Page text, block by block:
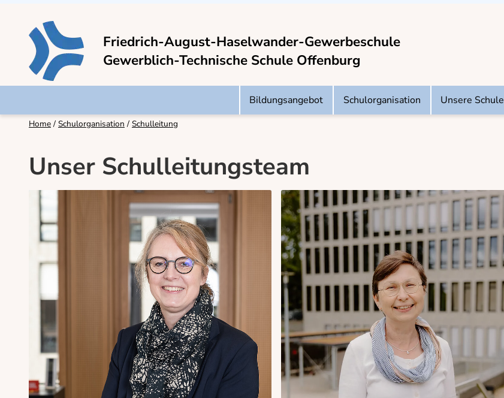
Friedrich-August-Haselwander-Gewerbeschule
Gewerblich-Technische Schule Offenburg
Bildungsangebot Schulorganisation Unsere Schule
Home Schulorganisation Schulleitung
Unser Schulleitungsteam